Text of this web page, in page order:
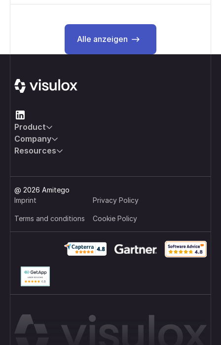
Alle anzeigen
Alle anzeigen
Product
Company
Resources
@ 2026 Amitego
Imprint
Privacy Policy
Terms and conditions Cookie Policy